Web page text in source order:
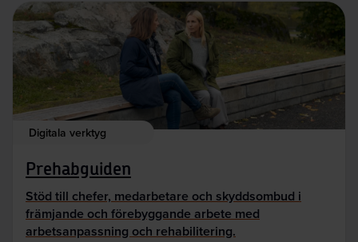
Digitala verktyg
Prehabguiden
Stöd till chefer, medarbetare och skyddsombud i
främjande och förebyggande arbete med
arbetsanpassning och rehabilitering.